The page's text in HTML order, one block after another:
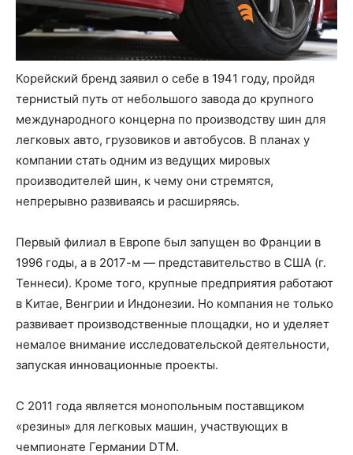
Корейский бренд заявил о себе в 1941 году, пройдя
тернистый путь от небольшого завода до крупного
международного концерна по производству шин для
легковых авто, грузовиков и автобусов. В планах у
компании стать одним из ведущих мировых
производителей шин, к чему они стремятся,
непрерывно развиваясь и расширяясь.
Первый филиал в Европе был запущен во Франции в
1996 годы, а в 2017-м — представительство в США (г.
Теннеси). Кроме того, крупные предприятия работают
в Китае, Венгрии и Индонезии. Но компания не только
развивает производственные площадки, но и уделяет
немалое внимание исследовательской деятельности,
запуская инновационные проекты.
С 2011 года является монопольным поставщиком
«резины» для легковых машин, участвующих в
чемпионате Германии DTM.